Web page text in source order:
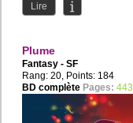
Lire
Plume
Fantasy - SF
Rang: 20, Points: 184
BD complète Pages: 443